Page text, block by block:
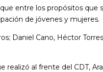
entre los propósitos que
de jóvenes y mujeres.
Daniel Cano, Héctor
realizó al frente del CDT,